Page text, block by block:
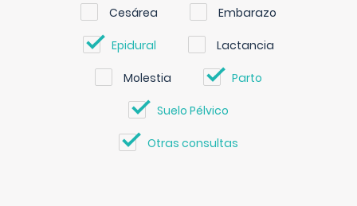
Cesárea Embarazo
Epidural Lactancia
Molestia Parto
Suelo Pélvico
Otras consultas